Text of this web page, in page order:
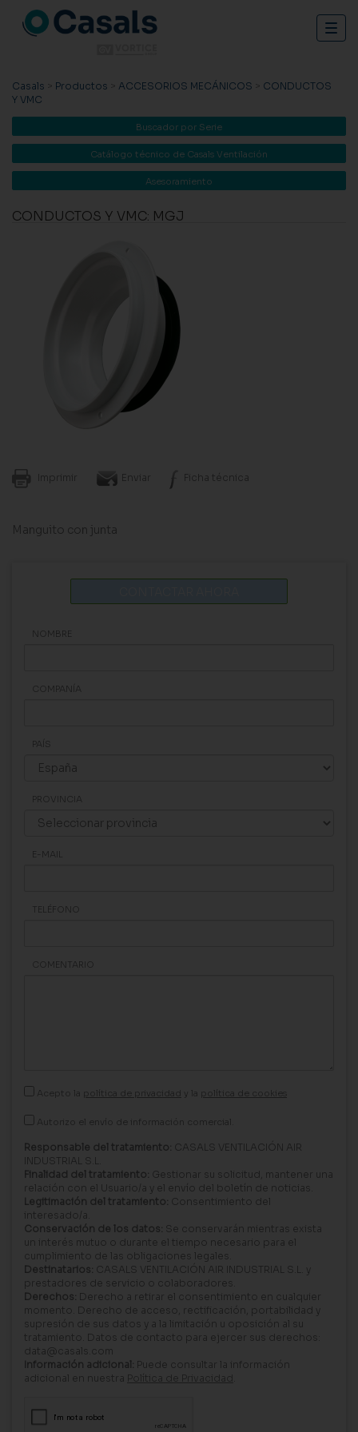
Casals > Productos > ACCESORIOS MECÁNICOS > CONDUCTOS
Y VMC
Buscador por Serie
Catálogo técnico de Casals Ventilación
Asesoramiento
CONDUCTOS Y VMC: MGJ
Imprimir Enviar Ficha técnica
Manguito con junta
NOMBRE
COMPANÍA
PAÍS
PROVINCIA
E-MAIL
TELÉFONO
COMENTARIO
Acepto la política de privacidad y la política de cookies
Autorizo el envío de información comercial.
Responsable del tratamiento: CASALS VENTILACIÓN AIR
INDUSTRIAL S.L.
Finalidad del tratamiento: Gestionar su solicitud, mantener una
relación con el Usuario/a y el envío del boletín de noticias.
Legitimación del tratamiento: Consentimiento del
interesado/a.
Conservación de los datos: Se conservarán mientras exista
un interés mutuo o durante el tiempo necesario para el
cumplimiento de las obligaciones legales.
Destinatarios: CASALS VENTILACIÓN AIR INDUSTRIAL S.L. y
prestadores de servicio o colaboradores.
Derechos: Derecho a retirar el consentimiento en cualquier
momento. Derecho de acceso, rectificación, portabilidad y
supresión de sus datos y a la limitación u oposición al su
tratamiento. Datos de contacto para ejercer sus derechos:
data@casals.com
Información adicional: Puede consultar la información
adicional en nuestra Política de Privacidad